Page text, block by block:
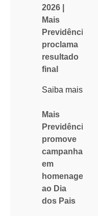
2026 |
Mais
Previdência
proclama
resultado
final
Saiba mais
Mais
Previdência
promove
campanha
em
homenagem
ao Dia
dos Pais